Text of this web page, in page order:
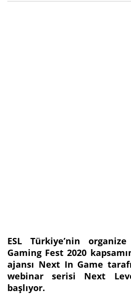
ESL Türkiye’nin
Gaming Fest 2020
ajansı Next In Game
webinar serisi Next
başlıyor.